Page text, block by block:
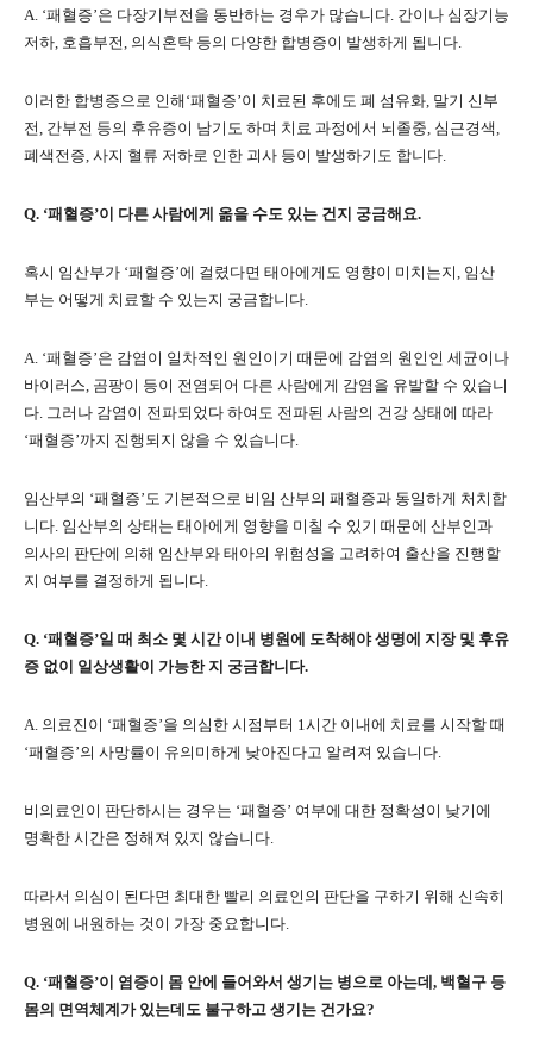
A. ‘패혈증’은 다장기부전을 동반하는 경우가 많습니다. 간이나 심장기능
저하, 호흡부전, 의식혼탁 등의 다양한 합병증이 발생하게 됩니다.
이러한 합병증으로 인해‘패혈증’이 치료된 후에도 폐 섬유화, 말기 신부
전, 간부전 등의 후유증이 남기도 하며 치료 과정에서 뇌졸중, 심근경색,
폐색전증, 사지 혈류 저하로 인한 괴사 등이 발생하기도 합니다.
Q. ‘패혈증’이 다른 사람에게 옮을 수도 있는 건지 궁금해요.
혹시 임산부가 ‘패혈증’에 걸렸다면 태아에게도 영향이 미치는지, 임산
부는 어떻게 치료할 수 있는지 궁금합니다.
A. ‘패혈증’은 감염이 일차적인 원인이기 때문에 감염의 원인인 세균이나
바이러스, 곰팡이 등이 전염되어 다른 사람에게 감염을 유발할 수 있습니
다. 그러나 감염이 전파되었다 하여도 전파된 사람의 건강 상태에 따라
‘패혈증’까지 진행되지 않을 수 있습니다.
임산부의 ‘패혈증’도 기본적으로 비임 산부의 패혈증과 동일하게 처치합
니다. 임산부의 상태는 태아에게 영향을 미칠 수 있기 때문에 산부인과
의사의 판단에 의해 임산부와 태아의 위험성을 고려하여 출산을 진행할
지 여부를 결정하게 됩니다.
Q. ‘패혈증’일 때 최소 몇 시간 이내 병원에 도착해야 생명에 지장 및 후유
증 없이 일상생활이 가능한 지 궁금합니다.
A. 의료진이 ‘패혈증’을 의심한 시점부터 1시간 이내에 치료를 시작할 때
‘패혈증’의 사망률이 유의미하게 낮아진다고 알려져 있습니다.
비의료인이 판단하시는 경우는 ‘패혈증’ 여부에 대한 정확성이 낮기에
명확한 시간은 정해져 있지 않습니다.
따라서 의심이 된다면 최대한 빨리 의료인의 판단을 구하기 위해 신속히
병원에 내원하는 것이 가장 중요합니다.
Q. ‘패혈증’이 염증이 몸 안에 들어와서 생기는 병으로 아는데, 백혈구 등
몸의 면역체계가 있는데도 불구하고 생기는 건가요?